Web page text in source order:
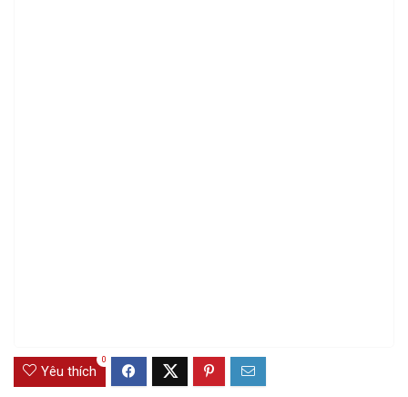
Yêu thích
0